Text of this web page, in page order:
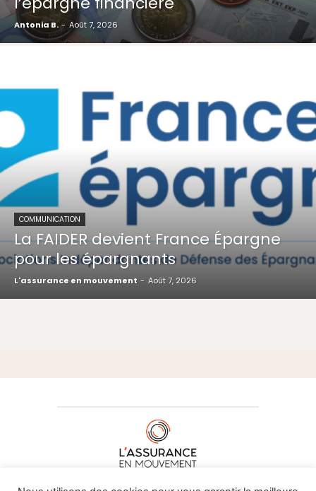
Antonia B. - Août 7, 2026
COMMUNICATION
La FAIDER devient France Épargne
pour les épargnants
L'assurance en mouvement - Août 7, 2026